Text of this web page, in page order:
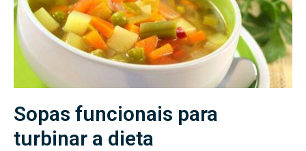
Sopas funcionais para
turbinar a dieta